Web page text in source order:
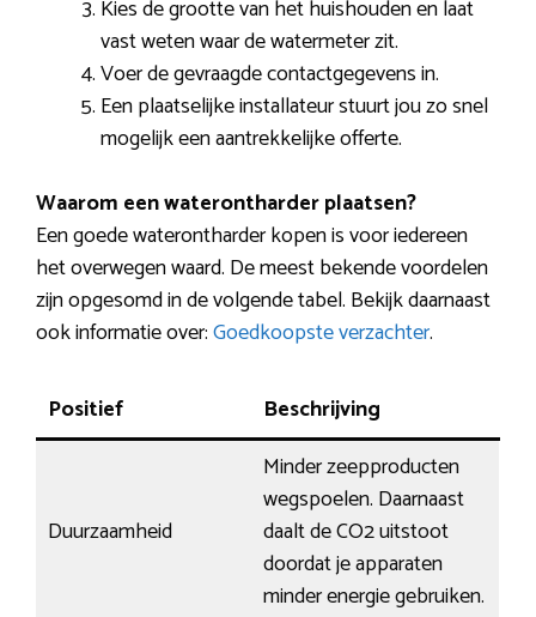
Kies de grootte van het huishouden en laat
vast weten waar de watermeter zit.
Voer de gevraagde contactgegevens in.
Een plaatselijke installateur stuurt jou zo snel
mogelijk een aantrekkelijke offerte.
Waarom een waterontharder plaatsen?
Een goede waterontharder kopen is voor iedereen
het overwegen waard. De meest bekende voordelen
zijn opgesomd in de volgende tabel. Bekijk daarnaast
ook informatie over:Goedkoopste verzachter.
Positief Beschrijving
Duurzaamheid
Minder zeepproducten
wegspoelen. Daarnaast
daalt de CO2 uitstoot
doordat je apparaten
minder energie gebruiken.